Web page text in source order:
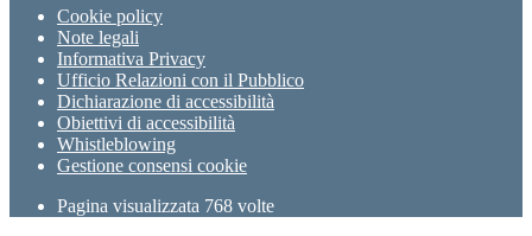
Cookie policy
Note legali
Informativa Privacy
Ufficio Relazioni con il Pubblico
Dichiarazione di accessibilità
Obiettivi di accessibilità
Whistleblowing
Gestione consensi cookie
Pagina visualizzata 768 volte